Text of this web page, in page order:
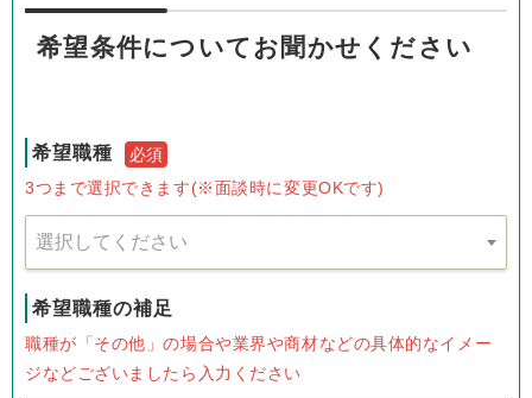
希望条件についてお聞かせください
希望職種
必須
3つまで選択できます(※面談時に変更OKです)
選択してください
希望職種の補足
職種が「その他」の場合や業界や商材などの具体的なイメー
ジなどございましたら入力ください